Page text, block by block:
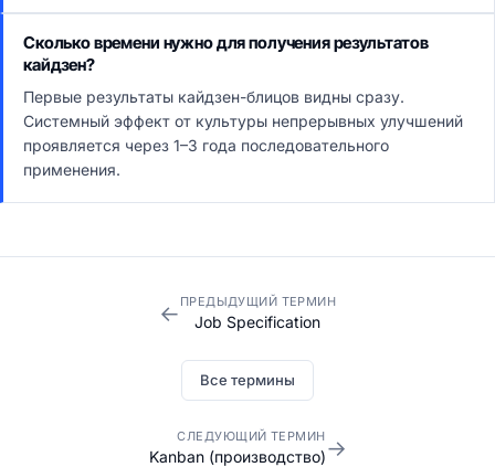
Сколько времени нужно для получения результатов
кайдзен?
Первые результаты кайдзен-блицов видны сразу.
Системный эффект от культуры непрерывных улучшений
проявляется через 1–3 года последовательного
применения.
← ПРЕДЫДУЩИЙ ТЕРМИН
Job Specification
Все термины
СЛЕДУЮЩИЙ ТЕРМИН
Kanban (производство)→